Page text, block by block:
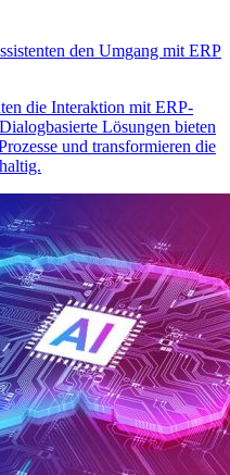
den Umgang mit ERP
die Interaktion mit ERP-
Lösungen bieten
und transformieren die